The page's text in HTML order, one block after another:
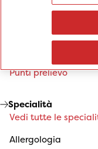
Informazioni
Punti prelievo
Specialità
Vedi tutte le
Allergologia